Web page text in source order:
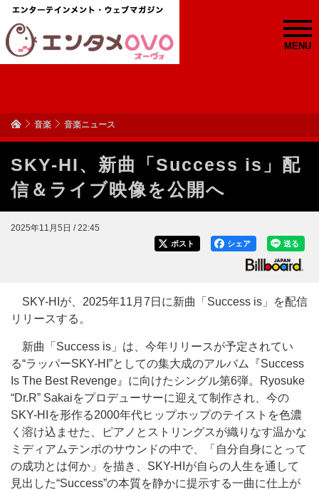
MENU
音楽 音楽ニュース
SKY-HI、新曲「Success is」配
信＆ライブ映像を公開へ
2025年11月5日 / 22:45
送る
シェア
ポスト
SKY-HIが、2025年11月7日に新曲「Success is」を配信
リリースする。
新曲「Success is」は、今年リリースが予定されてい
る“ラッパーSKY-HI”としての集大成のアルバム『Success
Is The Best Revenge』に向けたシングル第6弾。Ryosuke
“Dr.R” Sakaiをプロデューサーに迎えて制作され、今の
SKY-HIを形作る2000年代ヒップホップのテイストを色濃
く溶け込ませた、ピアノとストリングスが織りなす温かな
ミディアムテンポのサウンドの中で、「自分自身にとって
の成功とは何か」を描き、SKY-HIが自らの人生を通して
見出した“Success”の本質を静かに提示する一曲に仕上が